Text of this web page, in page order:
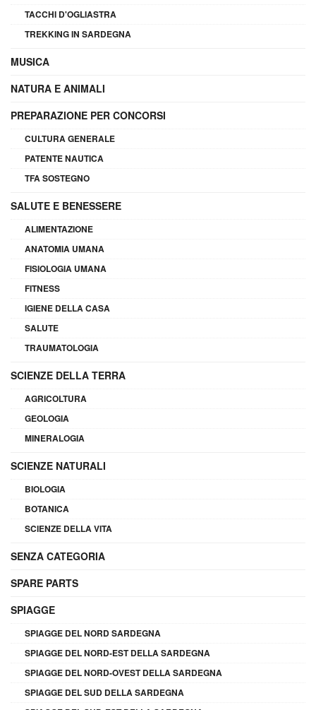
TACCHI D'OGLIASTRA
TREKKING IN SARDEGNA
MUSICA
NATURA E ANIMALI
PREPARAZIONE PER CONCORSI
CULTURA GENERALE
PATENTE NAUTICA
TFA SOSTEGNO
SALUTE E BENESSERE
ALIMENTAZIONE
ANATOMIA UMANA
FISIOLOGIA UMANA
FITNESS
IGIENE DELLA CASA
SALUTE
TRAUMATOLOGIA
SCIENZE DELLA TERRA
AGRICOLTURA
GEOLOGIA
MINERALOGIA
SCIENZE NATURALI
BIOLOGIA
BOTANICA
SCIENZE DELLA VITA
SENZA CATEGORIA
SPARE PARTS
SPIAGGE
SPIAGGE DEL NORD SARDEGNA
SPIAGGE DEL NORD-EST DELLA SARDEGNA
SPIAGGE DEL NORD-OVEST DELLA SARDEGNA
SPIAGGE DEL SUD DELLA SARDEGNA